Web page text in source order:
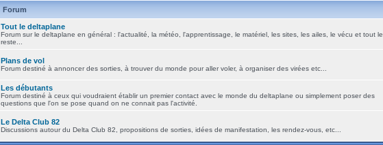
Forum
Tout le deltaplane
Forum sur le deltaplane en général : l'actualité, la météo, l'apprentissage, le matériel, les sites, les ailes, le vécu et tout le
reste...
Plans de vol
Forum destiné à annoncer des sorties, à trouver du monde pour aller voler, à organiser des virées etc...
Les débutants
Forum destiné à ceux qui voudraient établir un premier contact avec le monde du deltaplane ou simplement poser des
questions que l'on se pose quand on ne connait pas l'activité.
Le Delta Club 82
Discussions autour du Delta Club 82, propositions de sorties, idées de manifestation, les rendez-vous, etc...